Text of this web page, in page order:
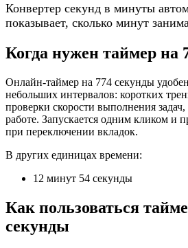
Конвертер секунд в минуты
показывает, сколько минут
Когда нужен таймер на
Онлайн-таймер на 774 секунды
небольших интервалов: коротких
проверки скорости выполнения
работе. Запускается одним кликом и
при переключении вкладок.
В других единицах времени:
12 минут 54 секунды
Как пользоваться
секунды